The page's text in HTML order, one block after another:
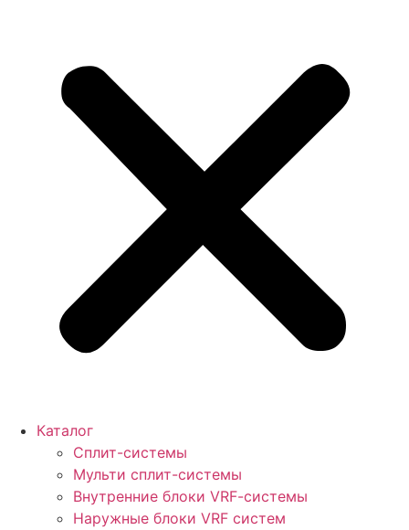
Каталог
Сплит-системы
Мульти сплит-системы
Внутренние блоки VRF-cистемы
Наружные блоки VRF cистем